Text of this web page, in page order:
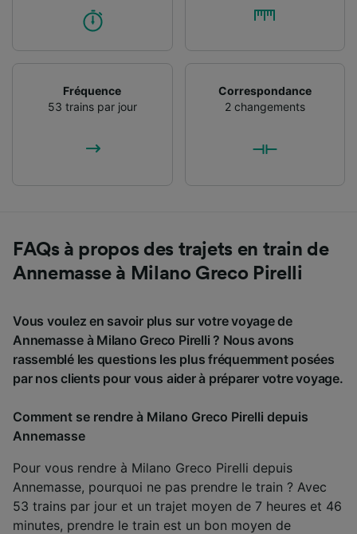
Fréquence
53 trains par jour
Correspondance
2 changements
FAQs à propos des trajets en train de
Annemasse à Milano Greco Pirelli
Vous voulez en savoir plus sur votre voyage de
Annemasse à Milano Greco Pirelli ? Nous avons
rassemblé les questions les plus fréquemment posées
par nos clients pour vous aider à préparer votre voyage.
Comment se rendre à Milano Greco Pirelli depuis
Annemasse
Pour vous rendre à Milano Greco Pirelli depuis
Annemasse, pourquoi ne pas prendre le train ? Avec
53 trains par jour et un trajet moyen de 7 heures et 46
minutes, prendre le train est un bon moyen de